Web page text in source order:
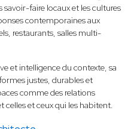
savoir-faire locaux et les cultures
contemporaines aux
restaurants, salles multi-
et intelligence du contexte, sa
justes, durables et
comme des relations
celles et ceux qui les habitent.